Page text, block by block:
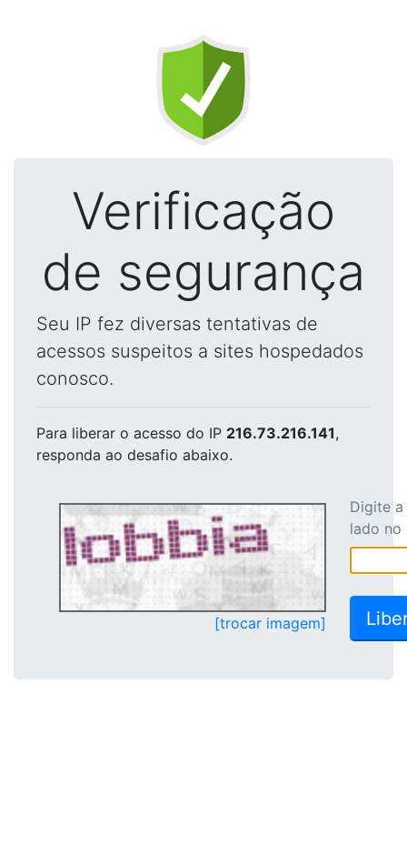
Verificação
de segurança
Seu IP fez diversas tentativas de
acessos suspeitos a sites hospedados
conosco.
Para liberar o acesso do IP 216.73.216.141,
responda ao desafio abaixo.
[trocar imagem]
Digite
lado no